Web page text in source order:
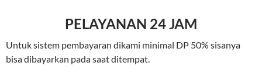
PELAYANAN 24 JAM
Untuk sistem pembayaran dikami minimal DP 50% sisanya
bisa dibayarkan pada saat ditempat.